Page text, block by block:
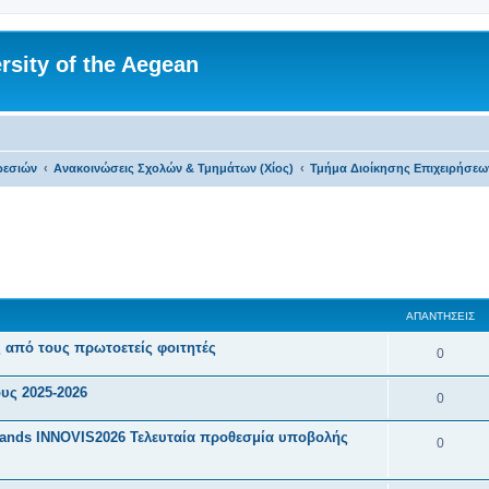
of the Aegean
Ανακοινώσεις Σχολών & Τμημάτων (Χίος) Τμήμα Διοίκησης
ΑΠΑΝΤΉΣΕΙΣ
τους πρωτοετείς φοιτητές 0Α
π
ν
2025-2026 0Α
π
ν
INNOVIS2026 Τελευταία προθεσμία υποβολής
0Α